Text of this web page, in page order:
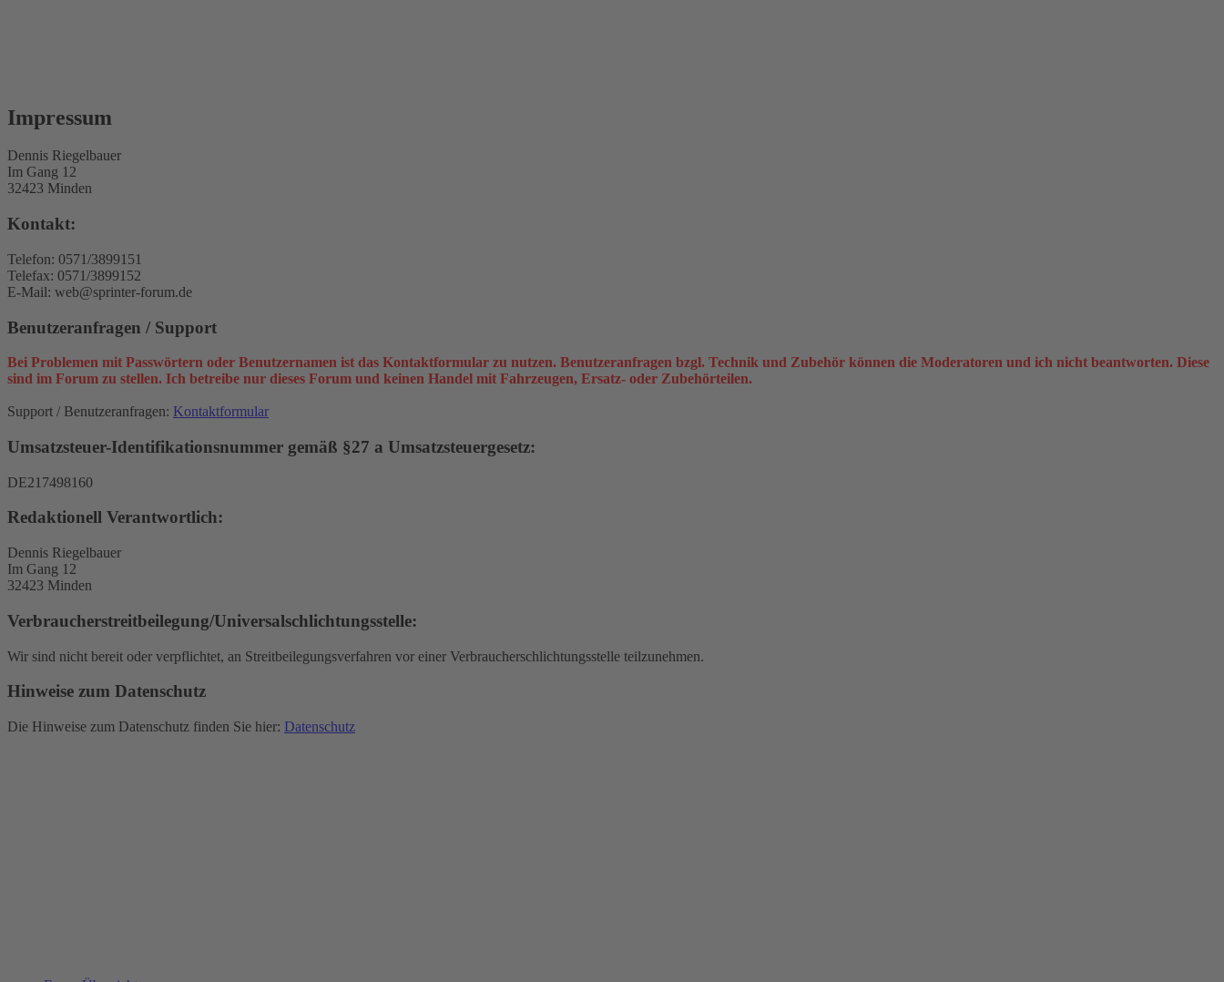
Impressum
Dennis Riegelbauer
Im Gang 12
32423 Minden
Kontakt:
Telefon: 0571/3899151
Telefax: 0571/3899152
E-Mail: web@sprinter-forum.de
Benutzeranfragen / Support
Bei Problemen mit Passwörtern oder Benutzernamen ist das Kontaktformular zu nutzen. Benutzeranfragen bzgl. Technik und Zubehör können die Moderatoren und ich nicht beantworten. Diese
sind im Forum zu stellen. Ich betreibe nur dieses Forum und keinen Handel mit Fahrzeugen, Ersatz- oder Zubehörteilen.
Support / Benutzeranfragen: Kontaktformular
Umsatzsteuer-Identifikationsnummer gemäß §27 a Umsatzsteuergesetz:
DE217498160
Redaktionell Verantwortlich:
Dennis Riegelbauer
Im Gang 12
32423 Minden
Verbraucher­streit­beilegung/Universal­schlichtungs­stelle:
Wir sind nicht bereit oder verpflichtet, an Streitbeilegungsverfahren vor einer Verbraucherschlichtungsstelle teilzunehmen.
Hinweise zum Datenschutz
Die Hinweise zum Datenschutz finden Sie hier: Datenschutz